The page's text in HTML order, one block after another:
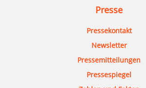
Presse
Pressekontakt
Newsletter
Pressemitteilungen
Pressespiegel